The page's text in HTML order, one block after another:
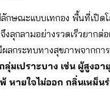
กษณะแบบเทกอง พื้นที่เปิด
ลุกลามอย่างรวดเร็วยาก
ลกระทบทางสุขภาพจากกา
ลุ่มเปราะบาง เช่น ผู้สูงอ
หายใจไม่ออก กลิ่นเหม็